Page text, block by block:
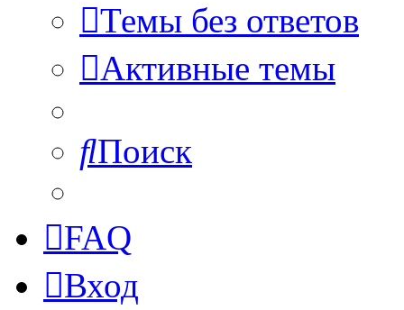
Темы без ответов
Активные темы
Поиск
FAQ
Вход